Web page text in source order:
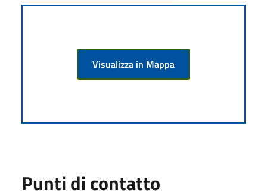
Visualizza in Mappa
Punti di contatto